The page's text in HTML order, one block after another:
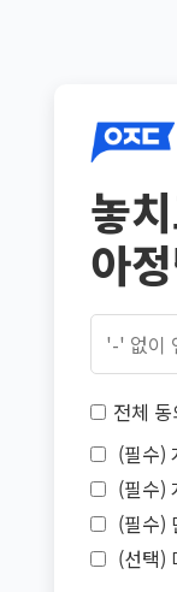
놓
아
전체 동
(필수)
(필수)
(필수)
(선택)